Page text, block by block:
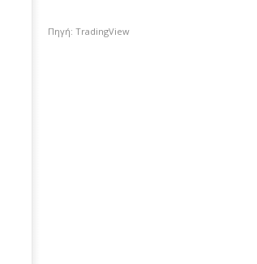
Πηγή: TradingView